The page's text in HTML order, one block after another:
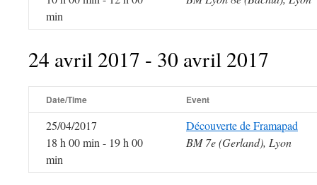
min
24 avril 2017 - 30 avril 2017
Date/Time Event
25/04/2017
18 h 00 min - 19 h 00
min
Découverte de Framapad
BM 7e (Gerland), Lyon